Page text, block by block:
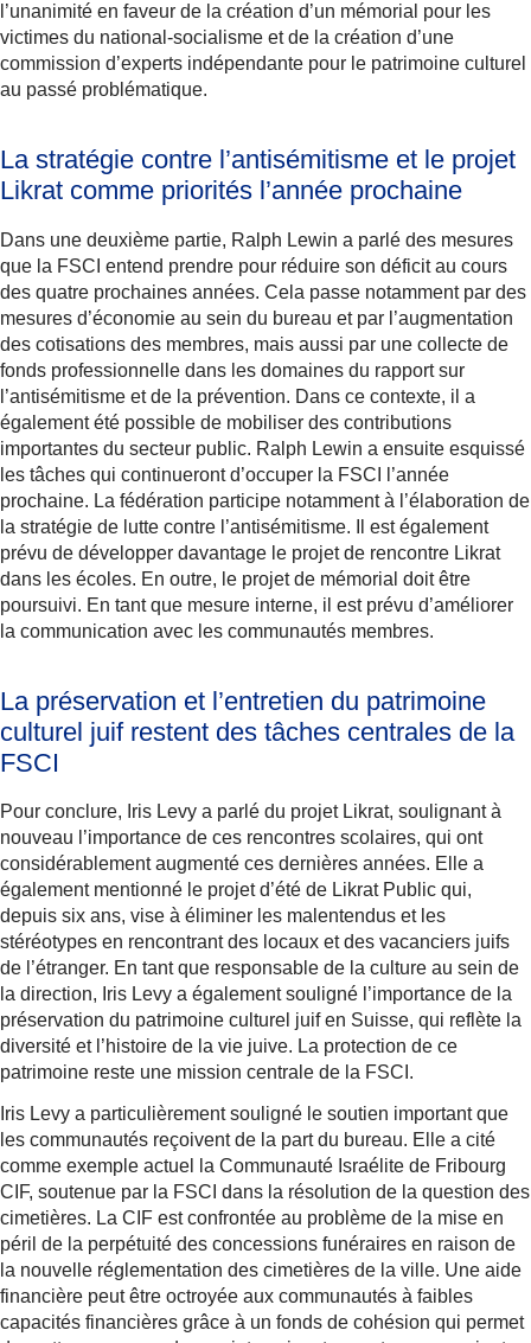
l’unanimité en faveur de la création d’un mémorial pour les
victimes du national-socialisme et de la création d’une
commission d’experts indépendante pour le patrimoine culturel
au passé problématique.
La stratégie contre l’antisémitisme et le projet
Likrat comme priorités l’année prochaine
Dans une deuxième partie, Ralph Lewin a parlé des mesures
que la FSCI entend prendre pour réduire son déficit au cours
des quatre prochaines années. Cela passe notamment par des
mesures d’économie au sein du bureau et par l’augmentation
des cotisations des membres, mais aussi par une collecte de
fonds professionnelle dans les domaines du rapport sur
l’antisémitisme et de la prévention. Dans ce contexte, il a
également été possible de mobiliser des contributions
importantes du secteur public. Ralph Lewin a ensuite esquissé
les tâches qui continueront d’occuper la FSCI l’année
prochaine. La fédération participe notamment à l’élaboration de
la stratégie de lutte contre l’antisémitisme. Il est également
prévu de développer davantage le projet de rencontre Likrat
dans les écoles. En outre, le projet de mémorial doit être
poursuivi. En tant que mesure interne, il est prévu d’améliorer
la communication avec les communautés membres.
La préservation et l’entretien du patrimoine
culturel juif restent des tâches centrales de la
FSCI
Pour conclure, Iris Levy a parlé du projet Likrat, soulignant à
nouveau l’importance de ces rencontres scolaires, qui ont
considérablement augmenté ces dernières années. Elle a
également mentionné le projet d’été de Likrat Public qui,
depuis six ans, vise à éliminer les malentendus et les
stéréotypes en rencontrant des locaux et des vacanciers juifs
de l’étranger. En tant que responsable de la culture au sein de
la direction, Iris Levy a également souligné l’importance de la
préservation du patrimoine culturel juif en Suisse, qui reflète la
diversité et l’histoire de la vie juive. La protection de ce
patrimoine reste une mission centrale de la FSCI.
Iris Levy a particulièrement souligné le soutien important que
les communautés reçoivent de la part du bureau. Elle a cité
comme exemple actuel la Communauté Israélite de Fribourg
CIF, soutenue par la FSCI dans la résolution de la question des
cimetières. La CIF est confrontée au problème de la mise en
péril de la perpétuité des concessions funéraires en raison de
la nouvelle réglementation des cimetières de la ville. Une aide
financière peut être octroyée aux communautés à faibles
capacités financières grâce à un fonds de cohésion qui permet